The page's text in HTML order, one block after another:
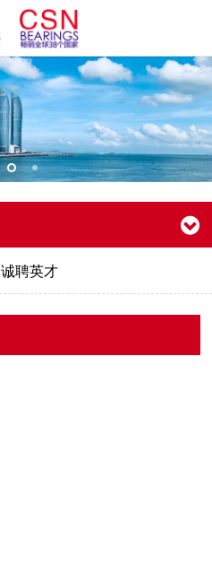
诚聘英才